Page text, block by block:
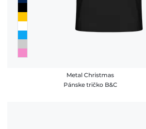
Metal Christmas
Pánske tričko B&C